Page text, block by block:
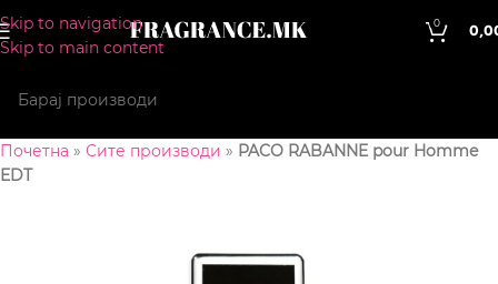
Skip to navigation
Skip to main content
0
Почетна » Сите производи » PACO RABANNE pour Homme
EDT